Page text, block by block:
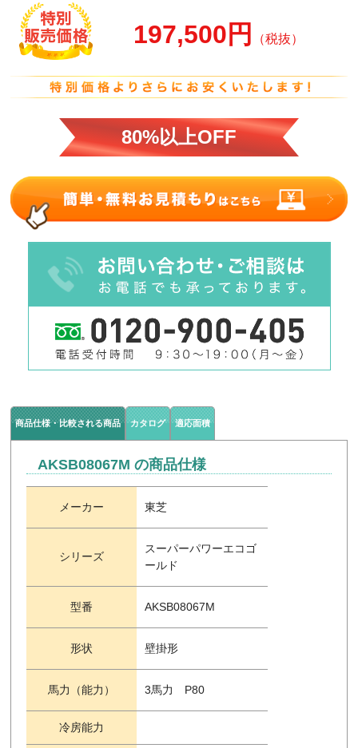
197,500円 （税抜）
80%以上OFF
商品仕様・比較される商品 カタログ 適応面積
AKSB08067M の商品仕様
メーカー 東芝
シリーズ
スーパーパワーエコゴ
ールド
型番 AKSB08067M
形状 壁掛形
馬力（能力） 3馬力 P80
冷房能力